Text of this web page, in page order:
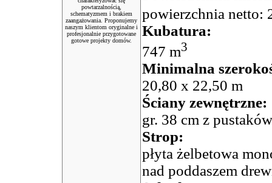
powtarzalnością,
schematyzmem i brakiem
zaangażowania. Proponujemy
naszym klientom oryginalne i
profesjonalnie przygotowane
gotowe projekty domów.
powierzchnia netto:
Kubatura:
747 m3
Minimalna
20,80 x 22,50 m
Ściany zewnętrzne:
gr. 38 cm z
Strop:
płyta żelbetowa
nad poddaszem